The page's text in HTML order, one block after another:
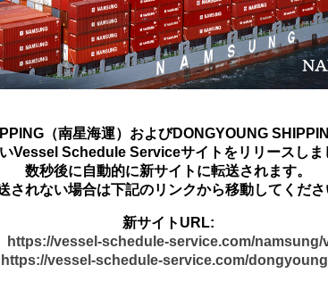
（南星海運）およびDONGYOUNG
Vessel Schedule Serviceサイトをリリースしま
数秒後に自動的に新サイトに転送されます。
されない場合は下記のリンクから移動してくださ
新サイトURL:
https://vessel-schedule-service.com/
https://vessel-schedule-service.com/